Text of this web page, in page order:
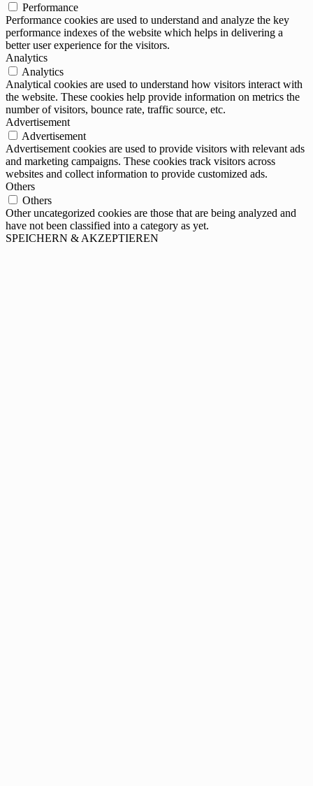
Performance
Performance cookies are used to understand and analyze the key
performance indexes of the website which helps in delivering a
better user experience for the visitors.
Analytics
Analytics
Analytical cookies are used to understand how visitors interact with
the website. These cookies help provide information on metrics the
number of visitors, bounce rate, traffic source, etc.
Advertisement
Advertisement
Advertisement cookies are used to provide visitors with relevant ads
and marketing campaigns. These cookies track visitors across
websites and collect information to provide customized ads.
Others
Others
Other uncategorized cookies are those that are being analyzed and
have not been classified into a category as yet.
SPEICHERN & AKZEPTIEREN